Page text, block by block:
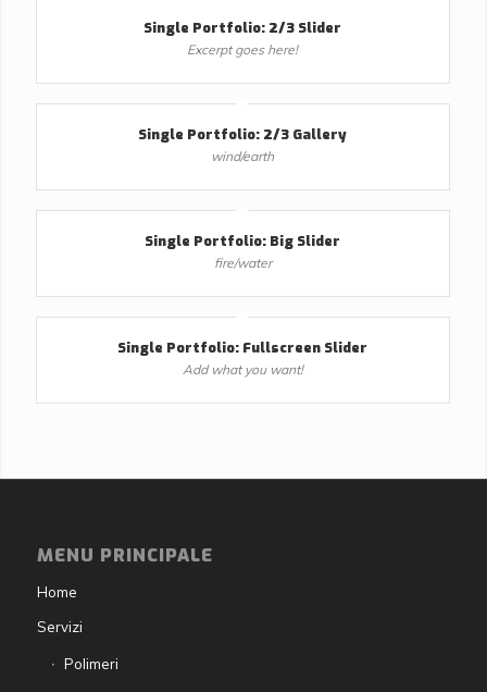
Single Portfolio: 2/3 Slider
Excerpt goes here!
Single Portfolio: 2/3 Gallery
wind/earth
Single Portfolio: Big Slider
fire/water
Single Portfolio: Fullscreen Slider
Add what you want!
MENU PRINCIPALE
Home
Servizi
Polimeri